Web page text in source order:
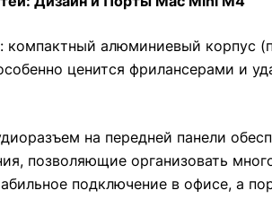
алюминиевый корпус
ценится фрилансерами и
на передней панели
позволяющие организовать
подключение в офисе, а